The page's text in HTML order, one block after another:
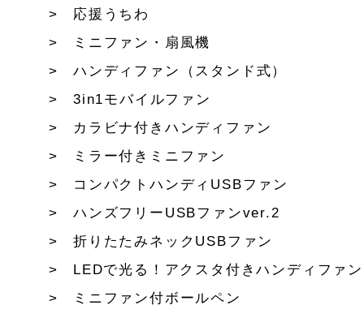
応援うちわ
ミニファン・扇風機
ハンディファン（スタンド式）
3in1モバイルファン
カラビナ付きハンディファン
ミラー付きミニファン
コンパクトハンディUSBファン
ハンズフリーUSBファンver.2
折りたたみネックUSBファン
LEDで光る！アクスタ付きハンディファン
ミニファン付ボールペン